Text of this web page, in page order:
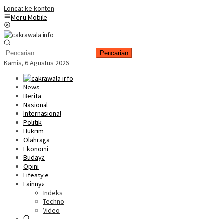
Loncat ke konten
Menu Mobile
Pencarian
Kamis, 6 Agustus 2026
News
Berita
Nasional
Internasional
Politik
Hukrim
Olahraga
Ekonomi
Budaya
Opini
Lifestyle
Lainnya
Indeks
Techno
Video